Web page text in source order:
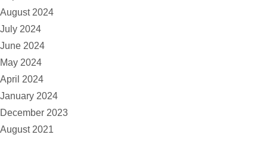
August 2024
July 2024
June 2024
May 2024
April 2024
January 2024
December 2023
August 2021